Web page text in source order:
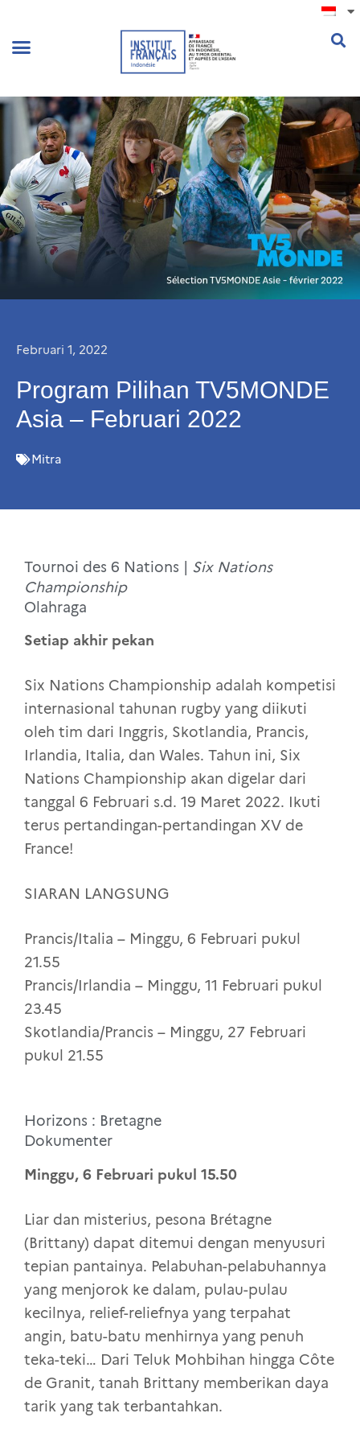
Februari 1, 2022
Program Pilihan TV5MONDE
Asia – Februari 2022
Mitra
Tournoi des 6 Nations | Six Nations
Championship
Olahraga
Setiap akhir pekan
Six Nations Championship adalah kompetisi
internasional tahunan rugby yang diikuti
oleh tim dari Inggris, Skotlandia, Prancis,
Irlandia, Italia, dan Wales. Tahun ini, Six
Nations Championship akan digelar dari
tanggal 6 Februari s.d. 19 Maret 2022. Ikuti
terus pertandingan-pertandingan XV de
France!
SIARAN LANGSUNG
Prancis/Italia – Minggu, 6 Februari pukul
21.55
Prancis/Irlandia – Minggu, 11 Februari pukul
23.45
Skotlandia/Prancis – Minggu, 27 Februari
pukul 21.55
Horizons : Bretagne
Dokumenter
Minggu, 6 Februari pukul 15.50
Liar dan misterius, pesona Brétagne
(Brittany) dapat ditemui dengan menyusuri
tepian pantainya. Pelabuhan-pelabuhannya
yang menjorok ke dalam, pulau-pulau
kecilnya, relief-reliefnya yang terpahat
angin, batu-batu menhirnya yang penuh
teka-teki… Dari Teluk Mohbihan hingga Côte
de Granit, tanah Brittany memberikan daya
tarik yang tak terbantahkan.